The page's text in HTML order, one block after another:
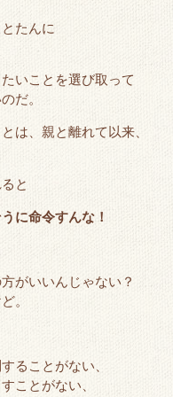
たんに
いことを選び取って
だ。
は、親と離れて以来、
と
に命令すんな！
がいいんじゃない？
。
ることがない、
ことがない、